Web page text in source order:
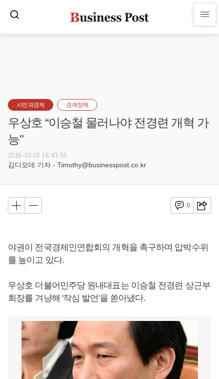
시민과경제 경제정책
우상호 “이승철 물러나야 전경련 개혁 가
능"
2016-10-18 16:43:55
김디모데 기자 - Timothy@businesspost.co.kr
0
야권이 전국경제인연합회의 개혁을 촉구하며 압박수위
를 높이고 있다.
우상호 더불어민주당 원내대표는 이승철 전경련 상근부
회장를 겨냥해 '작심 발언'을 쏟아냈다.